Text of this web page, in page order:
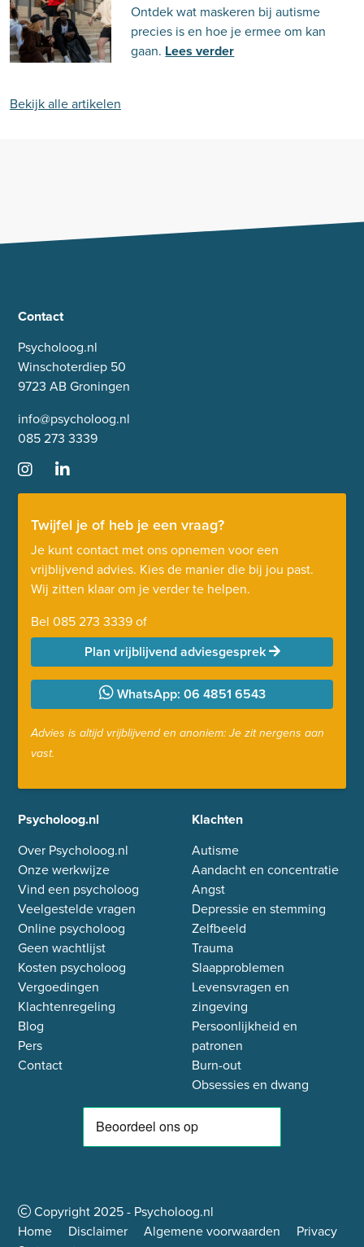
Ontdek wat maskeren bij autisme
precies is en hoe je ermee om kan
gaan. Lees verder
Bekijk alle artikelen
Contact
Psycholoog.nl
Winschoterdiep 50
9723 AB Groningen
info@psycholoog.nl
085 273 3339
Twijfel je of heb je een vraag?
Je kunt contact met ons opnemen voor een
vrijblijvend advies. Kies de manier die bij jou past.
Wij zitten klaar om je verder te helpen.
Bel 085 273 3339of
Plan vrijblijvend adviesgesprek
WhatsApp: 06 4851 6543
Advies is altijd vrijblijvend en anoniem: Je zit nergens aan
vast.
Psycholoog.nl
Over Psycholoog.nl
Onze werkwijze
Vind een psycholoog
Veelgestelde vragen
Online psycholoog
Geen wachtlijst
Kosten psycholoog
Vergoedingen
Klachtenregeling
Blog
Pers
Contact
Klachten
Autisme
Aandacht en concentratie
Angst
Depressie en stemming
Zelfbeeld
Trauma
Slaapproblemen
Levensvragen en
zingeving
Persoonlijkheid en
patronen
Burn-out
Obsessies en dwang
Copyright2025- Psycholoog.nl
Home
Disclaimer Algemene voorwaarden
Privacy